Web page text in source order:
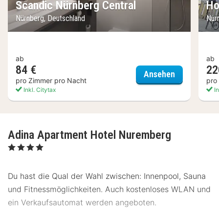
Scandic Nürnberg Central
Nürnberg, Deutschland
ab
84 €
pro Zimmer pro Nacht
Inkl. Citytax
Ansehen Scandic
ab
pro
Adina Apartment Hotel Nuremberg
, 4 Sterne
Du hast die Qual der Wahl zwischen: Innenpool, Sauna
und Fitnessmöglichkeiten. Auch kostenloses WLAN und
ein Verkaufsautomat werden angeboten.